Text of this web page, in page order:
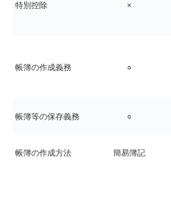
特別控除 ×
帳簿の作成義務 ○
帳簿等の保存義務 ○
帳簿の作成方法 簡易簿記